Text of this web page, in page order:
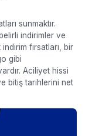
sunmaktır.
indirimler ve
fırsatları, bir
gibi
Aciliyet hissi
bitiş tarihlerini net